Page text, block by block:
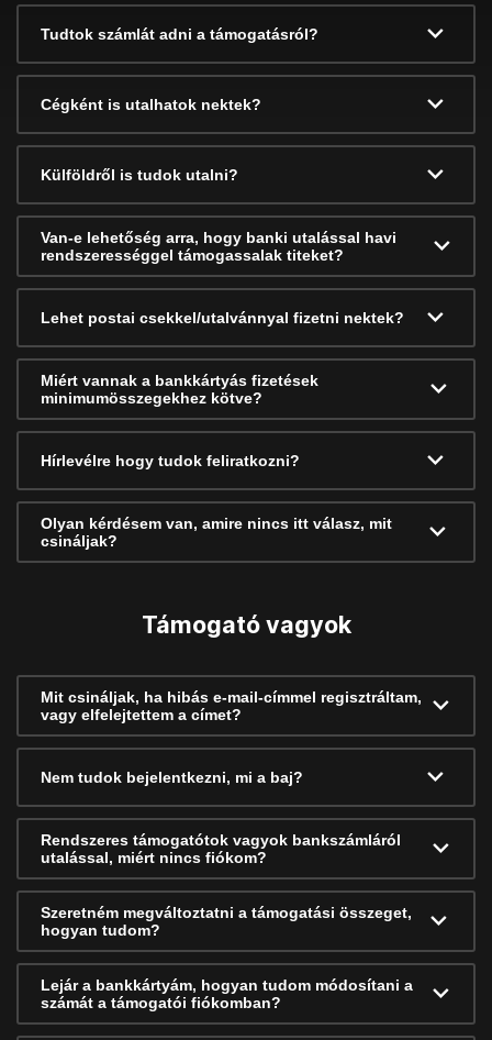
Tudtok számlát adni a támogatásról?
Cégként is utalhatok nektek?
Külföldről is tudok utalni?
Van-e lehetőség arra, hogy banki utalással havi
rendszerességgel támogassalak titeket?
Lehet postai csekkel/utalvánnyal fizetni nektek?
Miért vannak a bankkártyás fizetések
minimumösszegekhez kötve?
Hírlevélre hogy tudok feliratkozni?
Olyan kérdésem van, amire nincs itt válasz, mit
csináljak?
Támogató vagyok
Mit csináljak, ha hibás e-mail-címmel regisztráltam,
vagy elfelejtettem a címet?
Nem tudok bejelentkezni, mi a baj?
Rendszeres támogatótok vagyok bankszámláról
utalással, miért nincs fiókom?
Szeretném megváltoztatni a támogatási összeget,
hogyan tudom?
Lejár a bankkártyám, hogyan tudom módosítani a
számát a támogatói fiókomban?